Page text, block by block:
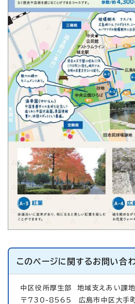
このページに関するお問い合
中区役所厚生部 地域支えあい課
〒730-8565 広島市中区大手